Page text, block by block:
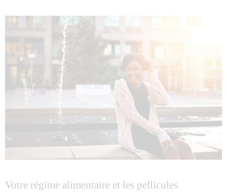
Votre régime alimentaire et les pellicules